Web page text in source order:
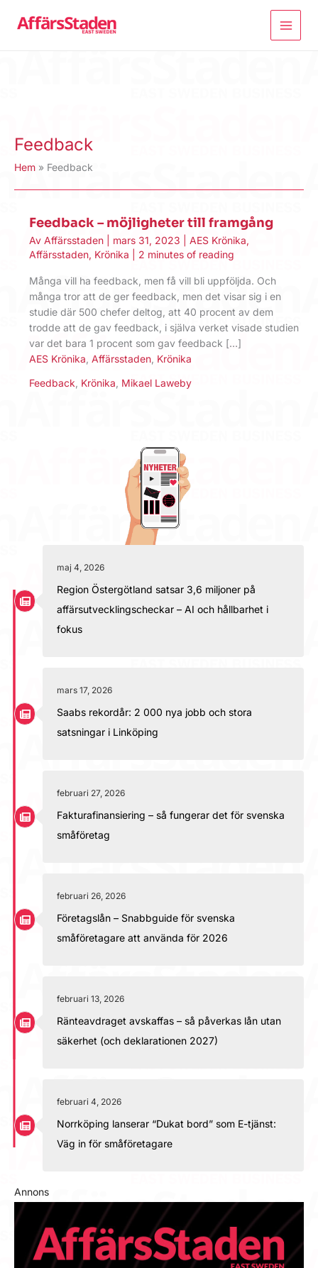
Feedback
Hem Feedback
Feedback – möjligheter till framgång
Av Affärsstaden mars 31, 2023 AES Krönika,
Affärsstaden, Krönika 2 minutes of reading
Många vill ha feedback, men få vill bli uppföljda. Och
många tror att de ger feedback, men det visar sig i en
studie där 500 chefer deltog, att 40 procent av dem
trodde att de gav feedback, i själva ­verket visade studien
var det bara 1 procent som gav feedback […]
AES Krönika Affärsstaden Krönika
Feedback Krönika Mikael Laweby
maj 4, 2026
Region Östergötland satsar 3,6 miljoner på
affärsutvecklingscheckar – AI och hållbarhet i
fokus
mars 17, 2026
Saabs rekordår: 2 000 nya jobb och stora
satsningar i Linköping
februari 27, 2026
Fakturafinansiering – så fungerar det för svenska
småföretag
februari 26, 2026
Företagslån – Snabbguide för svenska
småföretagare att använda för 2026
februari 13, 2026
Ränteavdraget avskaffas – så påverkas lån utan
säkerhet (och deklarationen 2027)
februari 4, 2026
Norrköping lanserar “Dukat bord” som E-tjänst:
Väg in för småföretagare
Annons